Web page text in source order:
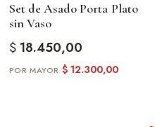
Set de Asado Porta Plato
sin Vaso
$18.450,00
$12.300,00